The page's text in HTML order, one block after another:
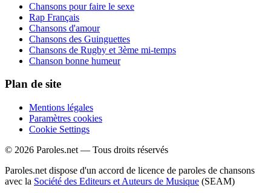
Chansons pour faire le sexe
Rap Français
Chansons d'amour
Chansons des Guinguettes
Chansons de Rugby et 3ème mi-temps
Chanson bonne humeur
Plan de site
Mentions légales
Paramètres cookies
Cookie Settings
© 2026 Paroles.net — Tous droits réservés
Paroles.net dispose d'un accord de licence de paroles de chansons
avec la Société des Editeurs et Auteurs de Musique (SEAM)